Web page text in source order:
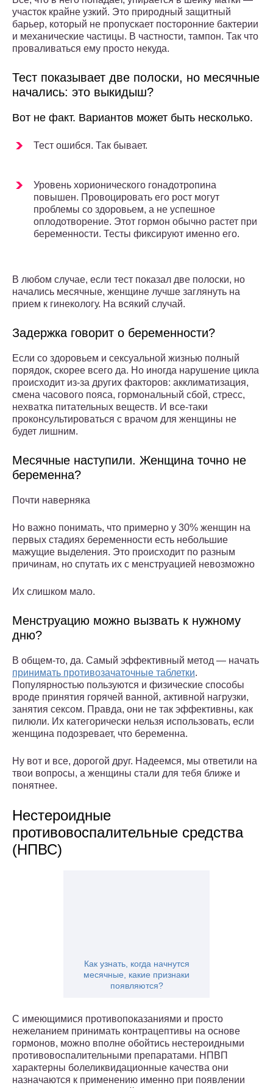
участок крайне узкий. Это природный защитный
барьер, который не пропускает посторонние бактерии
и механические частицы. В частности, тампон. Так что
проваливаться ему просто некуда.
Тест показывает две полоски, но месячные
начались: это выкидыш?
Вот не факт. Вариантов может быть несколько.
Тест ошибся. Так бывает.
Уровень хорионического гонадотропина
повышен. Провоцировать его рост могут
проблемы со здоровьем, а не успешное
оплодотворение. Этот гормон обычно растет при
беременности. Тесты фиксируют именно его.
В любом случае, если тест показал две полоски, но
начались месячные, женщине лучше заглянуть на
прием к гинекологу. На всякий случай.
Задержка говорит о беременности?
Если со здоровьем и сексуальной жизнью полный
порядок, скорее всего да. Но иногда нарушение цикла
происходит из-за других факторов: акклиматизация,
смена часового пояса, гормональный сбой, стресс,
нехватка питательных веществ. И все-таки
проконсультироваться с врачом для женщины не
будет лишним.
Месячные наступили. Женщина точно не
беременна?
Почти наверняка
Но важно понимать, что примерно у 30% женщин на
первых стадиях беременности есть небольшие
мажущие выделения. Это происходит по разным
причинам, но спутать их с менструацией невозможно
Их слишком мало.
Менструацию можно вызвать к нужному
дню?
В общем-то, да. Самый эффективный метод — начать
принимать противозачаточные таблетки.
Популярностью пользуются и физические способы
вроде принятия горячей ванной, активной нагрузки,
занятия сексом. Правда, они не так эффективны, как
пилюли. Их категорически нельзя использовать, если
женщина подозревает, что беременна.
Ну вот и все, дорогой друг. Надеемся, мы ответили на
твои вопросы, а женщины стали для тебя ближе и
понятнее.
Нестероидные
противовоспалительные средства
(НПВС)
Как узнать, когда начнутся
месячные, какие признаки
появляются?
С имеющимися противопоказаниями и просто
нежеланием принимать контрацептивы на основе
гормонов, можно вполне обойтись нестероидными
противовоспалительными препаратами. НПВП
характерны болеликвидационные качества они
назначаются к применению именно при появлении